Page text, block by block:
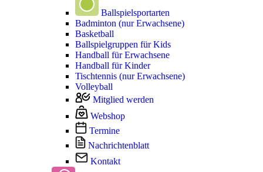
Ballspielsportarten
Badminton (nur Erwachsene)
Basketball
Ballspielgruppen für Kids
Handball für Erwachsene
Handball für Kinder
Tischtennis (nur Erwachsene)
Volleyball
Mitglied werden
Webshop
Termine
Nachrichtenblatt
Kontakt